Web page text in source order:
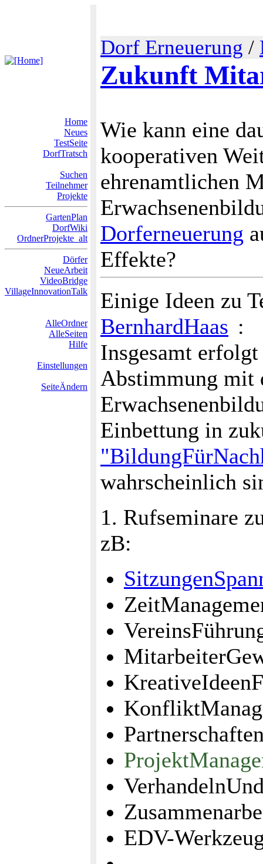
Dorf Erneuerung /
Zukunft
Home
Neues
TestSeite
DorfTratsch
Suchen
Teilnehmer
Projekte
GartenPlan
DorfWiki
OrdnerProjekte_alt
Dörfer
NeueArbeit
VideoBridge
VillageInnovationTalk
AlleOrdner
AlleSeiten
Hilfe
Einstellungen
SeiteÄndern
Wie kann eine
kooperativen
ehrenamtlichen
Dorferneuerung
Effekte?
Einige Ideen zu
BernhardHaas :
Insgesamt
Abstimmung mit
Einbettung in
wahrscheinlich
1. Rufseminare
zB:
EDV-